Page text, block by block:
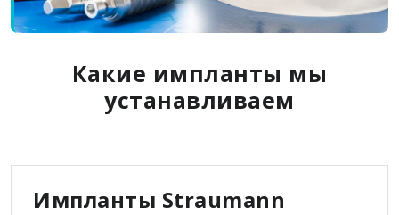
Какие импланты мы
устанавливаем
Импланты Straumann